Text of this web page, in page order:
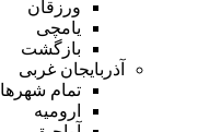
ورزقان
یامچی
بازگشت
آذربایجان غربی
تمام شهر‌ها
ارومیه